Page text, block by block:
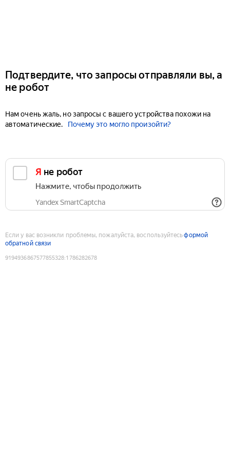
Подтвердите, что запросы отправляли вы, а
не робот
Нам очень жаль, но запросы с вашего устройства похожи на
автоматические.
Почему это могло произойти?
Я не робот
Нажмите, чтобы продолжить
Yandex SmartCaptcha
Если у вас возникли проблемы, пожалуйста, воспользуйтесьформой
обратной связи
9194936867577855328:1786282678